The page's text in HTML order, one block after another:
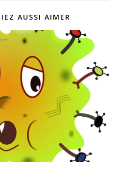
AUSSI AIMER